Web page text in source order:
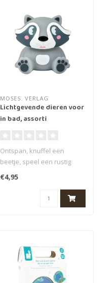
MOSES. VERLAG
Lichtgevende dieren voor
in bad, assorti
Ontspan, knuffel een
beetje, speel een rustig
spelletje en natuurlijk een
verhaa..
€4,95